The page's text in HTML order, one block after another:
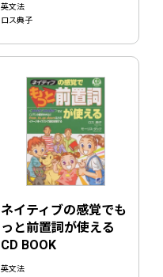
英文法
ロス典子
ネイティブの感覚でも
っと前置詞が使える
CD BOOK
英文法